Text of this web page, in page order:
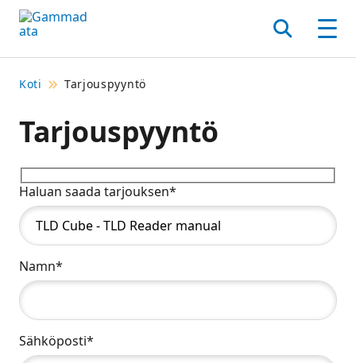
Siirry
pääsisältöönt
Hae
Koti Tarjouspyyntö
Tarjouspyyntö
Haluan saada tarjouksen*
Namn*
Sähköposti*